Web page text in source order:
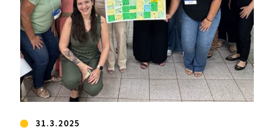
31.3.2025